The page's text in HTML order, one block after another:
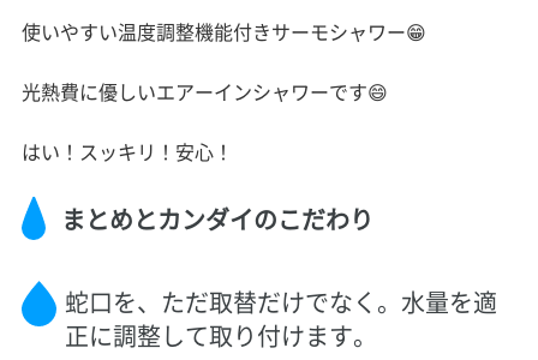
使いやすい温度調整機能付きサーモシャワー😁
光熱費に優しいエアーインシャワーです😄
はい！スッキリ！安心！
まとめとカンダイのこだわり
蛇口を、ただ取替だけでなく。水量を適
正に調整して取り付けます。